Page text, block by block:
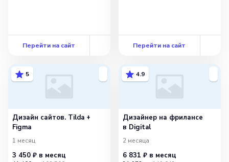
Перейти на сайт Перейти на сайт
5
Дизайн сайтов. Tilda +
Figma
1 месяц
3 450 ₽ в месяц
4.9
Дизайнер на фрилансе
в Digital
2 месяца
6 831 ₽ в месяц